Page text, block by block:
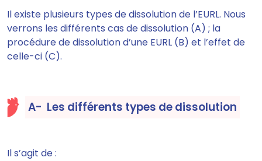
Il existe plusieurs types de dissolution de l’EURL. Nous
verrons les différents cas de dissolution (A) ; la
procédure de dissolution d’une EURL (B) et l’effet de
celle-ci (C).
A- Les différents types de dissolution
Il s’agit de :